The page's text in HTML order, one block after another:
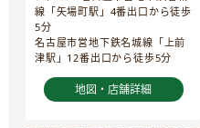
線「矢場町駅」4番出口から徒歩
5分
名古屋市営地下鉄名城線「上前
津駅」12番出口から徒歩5分
地図・店舗詳細